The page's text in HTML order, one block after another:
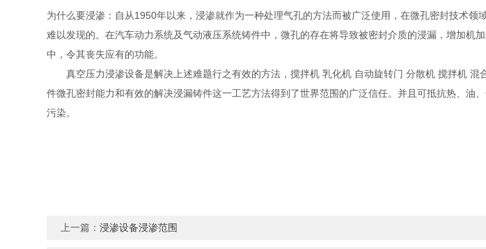
为什么要浸渗：自从1950年以来，浸渗就作为一种处理气孔的方法而被广泛使用，在微孔密封技术
难以发现的。在汽车动力系统及气动液压系统铸件中，微孔的存在将导致被密封介质的浸漏，增加
中，令其丧失应有的功能。
真空压力浸渗设备是解决上述难题行之有效的方法，搅拌机 乳化机 自动旋转门 分散机 搅拌机 混
件微孔密封能力和有效的解决浸漏铸件这一工艺方法得到了世界范围的广泛信任。并且可抵抗热、
污染。
上一篇：浸渗设备浸渗范围